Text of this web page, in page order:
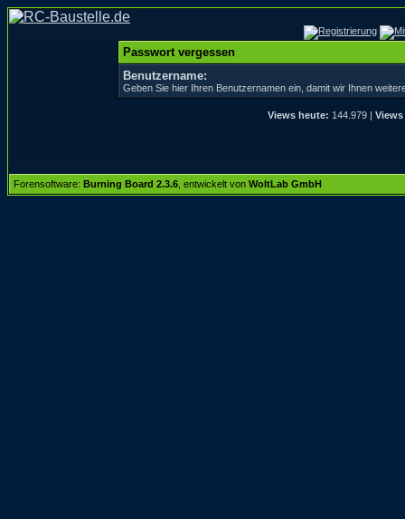
Passwort vergessen
Benutzername:
Geben Sie hier Ihren Benutzernamen ein, damit wir Ihnen
Views heute: 144.979 |
Forensoftware: Burning Board 2.3.6 , entwickelt von WoltLab GmbH